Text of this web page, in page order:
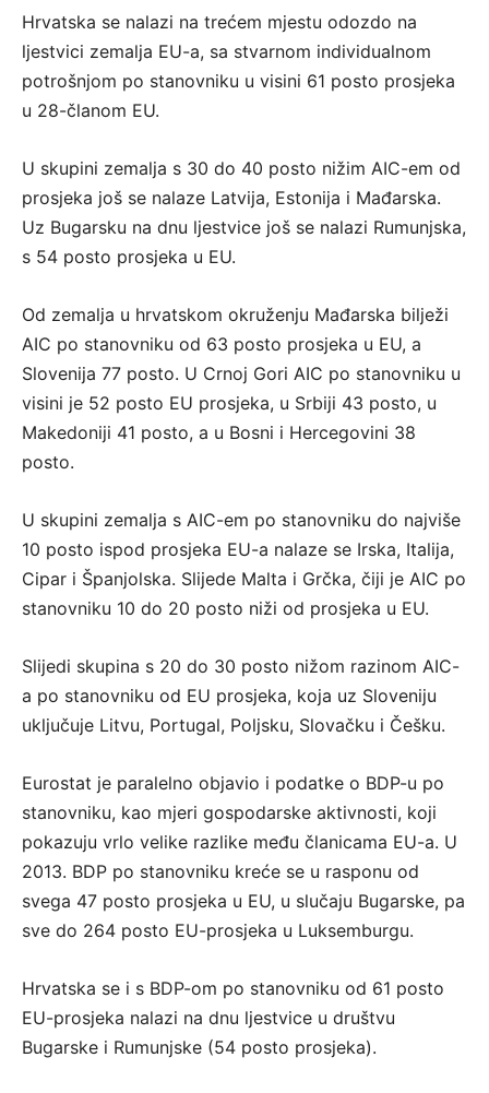
Hrvatska se nalazi na trećem mjestu odozdo na
ljestvici zemalja EU-a, sa stvarnom individualnom
potrošnjom po stanovniku u visini 61 posto prosjeka
u 28-članom EU.
U skupini zemalja s 30 do 40 posto nižim AIC-em od
prosjeka još se nalaze Latvija, Estonija i Mađarska.
Uz Bugarsku na dnu ljestvice još se nalazi Rumunjska,
s 54 posto prosjeka u EU.
Od zemalja u hrvatskom okruženju Mađarska bilježi
AIC po stanovniku od 63 posto prosjeka u EU, a
Slovenija 77 posto. U Crnoj Gori AIC po stanovniku u
visini je 52 posto EU prosjeka, u Srbiji 43 posto, u
Makedoniji 41 posto, a u Bosni i Hercegovini 38
posto.
U skupini zemalja s AIC-em po stanovniku do najviše
10 posto ispod prosjeka EU-a nalaze se Irska, Italija,
Cipar i Španjolska. Slijede Malta i Grčka, čiji je AIC po
stanovniku 10 do 20 posto niži od prosjeka u EU.
Slijedi skupina s 20 do 30 posto nižom razinom AIC-
a po stanovniku od EU prosjeka, koja uz Sloveniju
uključuje Litvu, Portugal, Poljsku, Slovačku i Češku.
Eurostat je paralelno objavio i podatke o BDP-u po
stanovniku, kao mjeri gospodarske aktivnosti, koji
pokazuju vrlo velike razlike među članicama EU-a. U
2013. BDP po stanovniku kreće se u rasponu od
svega 47 posto prosjeka u EU, u slučaju Bugarske, pa
sve do 264 posto EU-prosjeka u Luksemburgu.
Hrvatska se i s BDP-om po stanovniku od 61 posto
EU-prosjeka nalazi na dnu ljestvice u društvu
Bugarske i Rumunjske (54 posto prosjeka).